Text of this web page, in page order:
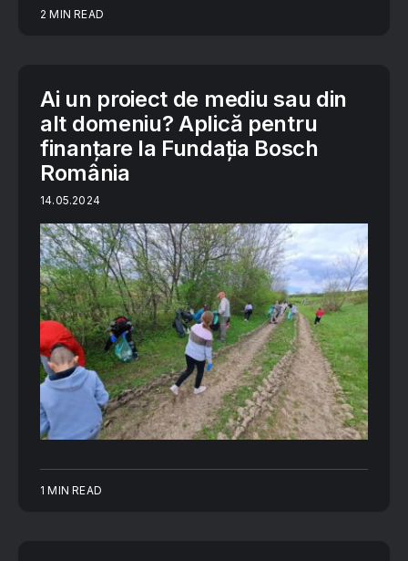
2 MIN READ
Ai un proiect de mediu sau din
alt domeniu? Aplică pentru
finanțare la Fundația Bosch
România
14.05.2024
1 MIN READ